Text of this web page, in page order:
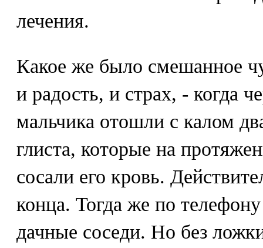
лечения.
Какое же было смешанное
и радость, и страх, - когда
мальчика отошли с калом
глиста, которые на
сосали его кровь.
конца. Тогда же по
дачные соседи. Но без